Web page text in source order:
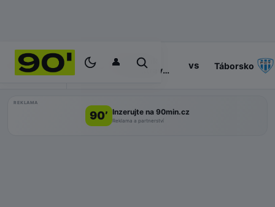
👤
PROGRAM 14:30
Baník
Ostrava
vs Táborsko
REKLAMA
90’ Inzerujte na 90min.cz
Reklama a partnerství